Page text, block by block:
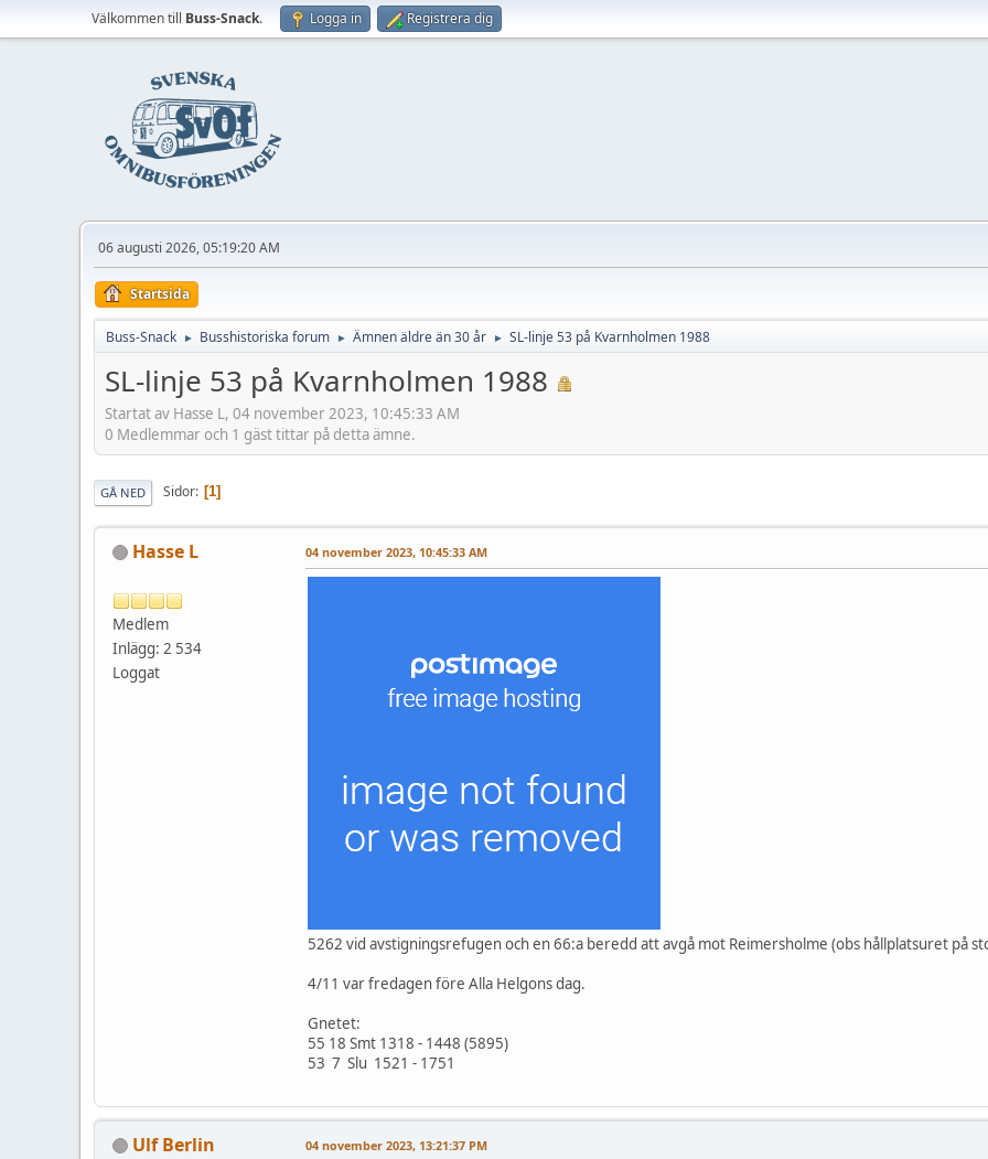
Välkommen till Buss-Snack. Logga in Registrera dig
06 augusti 2026, 05:19:20 AM
Startsida
Buss-Snack ► Busshistoriska forum ► Ämnen äldre än 30 år ► SL-linje 53 på Kvarnholmen 1988
SL-linje 53 på Kvarnholmen 1988
Startat av Hasse L, 04 november 2023, 10:45:33 AM
0 Medlemmar och 1 gäst tittar på detta ämne.
GÅ NED Sidor 1
Hasse L
Medlem
Inlägg: 2 534
Loggat
04 november 2023, 10:45:33 AM
5262 vid avstigningsrefugen och en 66:a beredd att avgå mot Reimersholme (obs hållplatsuret på
4/11 var fredagen före Alla Helgons dag.
Gnetet:
55 18 Smt 1318 - 1448 (5895)
53 7 Slu 1521 - 1751
Ulf Berlin 04 november 2023, 13:21:37 PM